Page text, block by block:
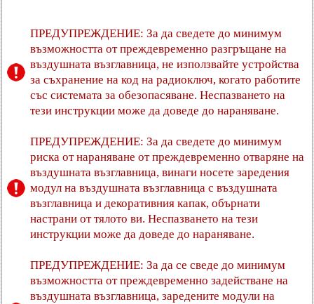
ПРЕДУПРЕЖДЕНИЕ: За да сведете до минимум
възможността от преждевременно разгръщане на
въздушната възглавница, не използвайте устройства
за съхранение на код на радиоключ, когато работите
със системата за обезопасяване. Неспазването на
тези инструкции може да доведе до нараняване.
ПРЕДУПРЕЖДЕНИЕ: За да сведете до минимум
риска от нараняване от преждевременно отваряне на
въздушната възглавница, винаги носете заредения
модул на въздушната възглавница с въздушната
възглавница и декоративния капак, обърнати
настрани от тялото ви. Неспазването на тези
инструкции може да доведе до нараняване.
ПРЕДУПРЕЖДЕНИЕ: За да се сведе до минимум
възможността от преждевременно задействане на
въздушната възглавница, заредените модули на